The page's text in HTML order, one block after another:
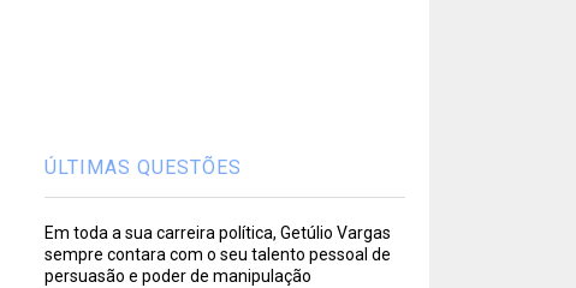
ÚLTIMAS QUESTÕES
Em toda a sua carreira política, Getúlio Vargas
sempre contara com o seu talento pessoal de
persuasão e poder de manipulação